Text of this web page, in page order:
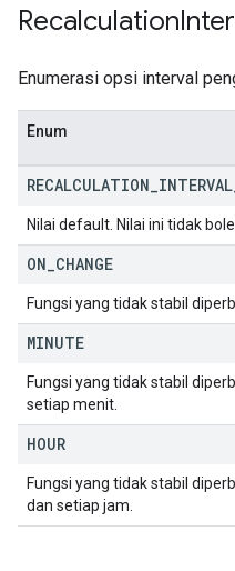
Recalculation
Enumerasi opsi interval
Enum
RECALCULATION INTERVAL
Nilai default. Nilai ini tidak
ON CHANGE
Fungsi yang tidak stabil
MINUTE
Fungsi yang tidak stabil
setiap menit.
HOUR
Fungsi yang tidak stabil
dan setiap jam.